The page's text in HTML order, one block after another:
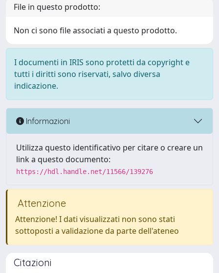
File in questo prodotto:
Non ci sono file associati a questo prodotto.
I documenti in IRIS sono protetti da copyright e
tutti i diritti sono riservati, salvo diversa
indicazione.
Informazioni
Utilizza questo identificativo per citare o creare un
link a questo documento:
https://hdl.handle.net/11566/139276
Attenzione
Attenzione! I dati visualizzati non sono stati
sottoposti a validazione da parte dell'ateneo
Citazioni